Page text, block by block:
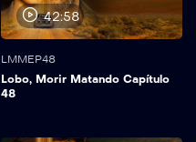
42:58
LMMEP48
Lobo, Morir Matando Capítulo
48